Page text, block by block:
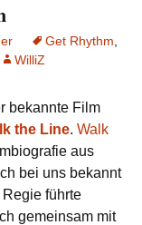
Get Rhythm
WilliZ
bekannte Film
the Line. Walk
aus
bei uns bekannt
führte
gemeinsam mit